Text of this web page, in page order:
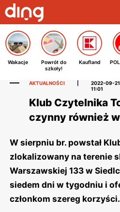
Wakacje
Powrót do
szkoły!
Kaufland
AKTUALNOŚCI
2022-09-21
11:01
Klub Czytelnika
czynny również
W sierpniu br. powstał
zlokalizowany na terenie
Warszawskiej 133 w
siedem dni w tygodniu i
członkom szereg korzyści.